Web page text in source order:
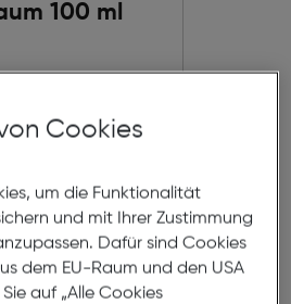
100 ml
Cookies
um die Funktionalität
und mit Ihrer Zustimmung
Dafür sind Cookies
dem EU-Raum und den USA
auf „Alle Cookies